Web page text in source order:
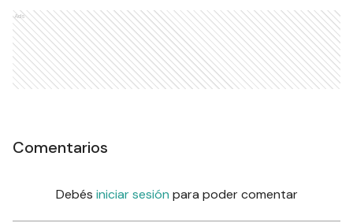
Ads
Comentarios
Debés iniciar sesión para poder comentar